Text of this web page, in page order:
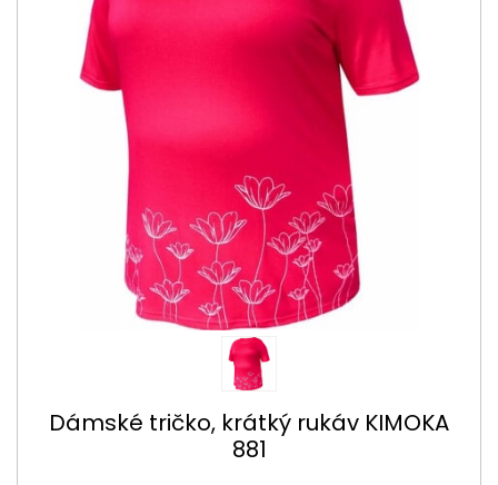
Dámské tričko, krátký rukáv KIMOKA
881